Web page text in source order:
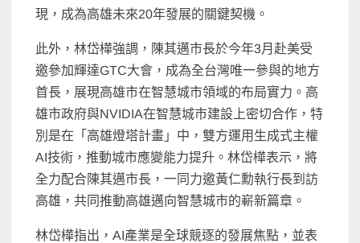
現，成為高雄未來20年發展的關鍵契機。
此外，林岱樺強調，陳其邁市長於今年3月赴美受
邀參加輝達GTC大會，成為全台灣唯一參與的地方
首長，展現高雄市在智慧城市領域的布局實力。高
雄市政府與NVIDIA在智慧城市建設上密切合作，特
別是在「高雄燈塔計畫」中，雙方運用生成式主權
AI技術，推動城市應變能力提升。林岱樺表示，將
全力配合陳其邁市長，一同力邀黃仁勳執行長到訪
高雄，共同推動高雄邁向智慧城市的嶄新篇章。
林岱樺指出，AI產業是全球競逐的發展焦點，並表